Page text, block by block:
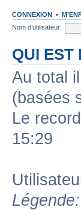
CONNEXION •
Nom d’utilisateur:
QUI EST
Au total
(basées
Le
15:29